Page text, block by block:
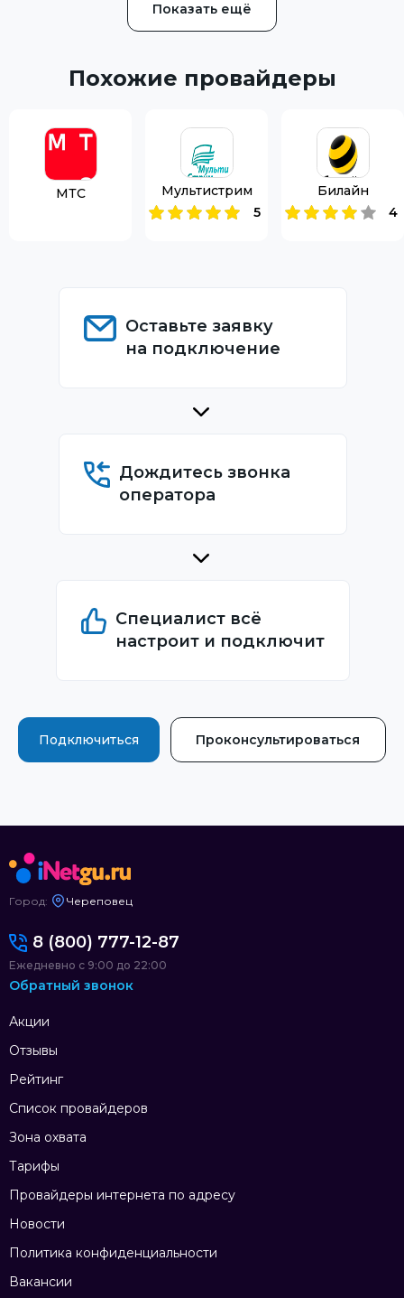
Показать ещё
Похожие провайдеры
МТС
Мультистрим
5
Билайн
4
Оставьте заявку
на подключение
Дождитесь звонка
оператора
Специалист всё
настроит и подключит
Подключиться Проконсультироваться
Город: Череповец
Акции
Отзывы
Рейтинг
Список провайдеров
Зона охвата
Тарифы
Провайдеры интернета по адресу
Новости
Политика конфиденциальности
Вакансии
8 (800) 777-12-87
Ежедневно с 9:00 до 22:00
Обратный звонок